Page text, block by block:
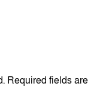
Required fields are